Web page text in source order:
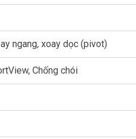
ngang, xoay dọc (pivot)
Chống chói